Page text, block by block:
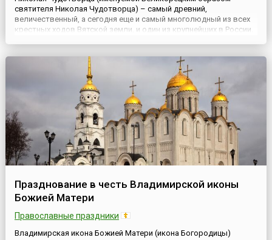
святителя Николая Чудотворца) – самый древний,
величественный, а сегодня еще и самый многолюдный из всех
крестных ходов Вятской земли, и один из крупнейших в России.
Изначально ход начина...
Празднование в честь Владимирской иконы
Божией Матери
Православные праздники
Владимирская икона Божией Матери (икона Богородицы)